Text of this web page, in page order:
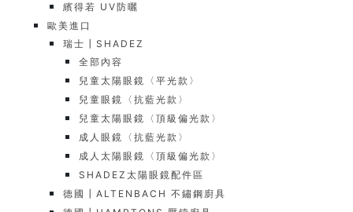
繽得若 UV防曬
歐美進口
瑞士┃SHADEZ
全部內容
兒童太陽眼鏡〈平光款〉
兒童眼鏡〈抗藍光款〉
兒童太陽眼鏡〈頂級偏光款〉
成人眼鏡〈抗藍光款〉
成人太陽眼鏡〈頂級偏光款〉
SHADEZ太陽眼鏡配件區
德國┃ALTENBACH 不鏽鋼廚具